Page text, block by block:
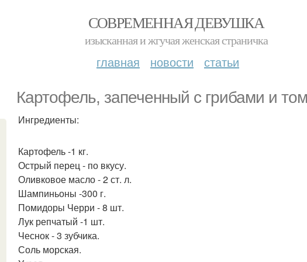
СОВРЕМЕННАЯ ДЕВУШКА
изысканная и жгучая женская страничка
главная новости статьи
Картофель, запеченный с грибами и
Ингредиенты:
Картофель -1 кг.
Острый перец - по вкусу.
Оливковое масло - 2 ст. л.
Шампиньоны -300 г.
Помидоры Черри - 8 шт.
Лук репчатый -1 шт.
Чеснок - 3 зубчика.
Соль морская.